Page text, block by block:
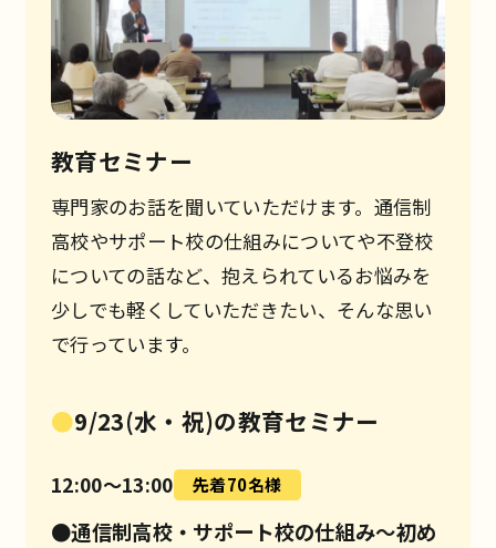
教育セミナー
専門家のお話を聞いていただけます。通信制
高校やサポート校の仕組みについてや不登校
についての話など、抱えられているお悩みを
少しでも軽くしていただきたい、そんな思い
で行っています。
9/23(水・祝)の教育セミナー
12:00〜13:00 先着70名様
●通信制高校・サポート校の仕組み～初め